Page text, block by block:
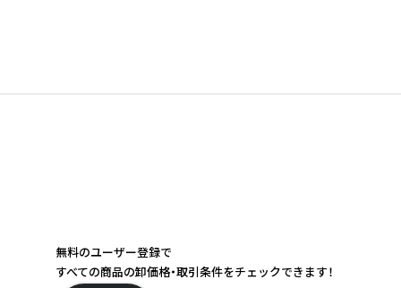
無料のユーザー登録で
すべての商品の卸価格・取引条件をチェックできます！